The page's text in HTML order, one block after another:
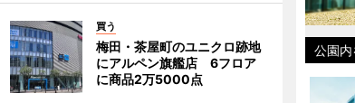
買う
梅田・茶屋町のユニクロ跡地
にアルペン旗艦店 6フロア
に商品2万5000点
公園